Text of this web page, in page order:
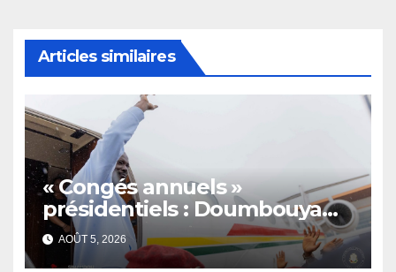
Articles similaires
« Congés annuels »
présidentiels : Doumbouya
s’envole, l’opposition s’agite,
l’armée rassure
AOÛT 5, 2026